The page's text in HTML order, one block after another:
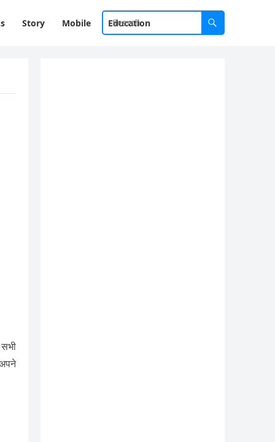
Story Mobile Education